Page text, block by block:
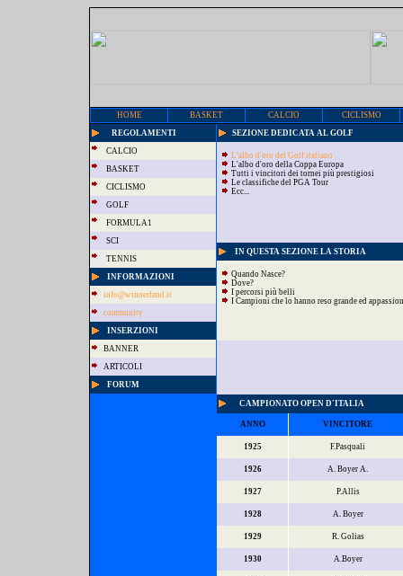
HOME BASKET CALCIO
CICLISMO
REGOLAMENTI
CALCIO
BASKET
CICLISMO
GOLF
FORMULA1
SCI
TENNIS
INFORMAZIONI
info@winnerland.it
community
INSERZIONI
BANNER
ARTICOLI
FORUM
SEZIONE DEDICATA AL GOLF
L'albo d'oro del Golf italiano
L'albo d'oro della Coppa Europa
Tutti i vincitori dei tornei più prestigiosi
Le classifiche del PGA Tour
Ecc...
IN QUESTA SEZIONE LA STORIA
Quando Nasce?
Dove?
I percorsi più belli
I Campioni che lo hanno reso grande ed
CAMPIONATO OPEN D'ITALIA
ANNO VINCITORE
1925 F.Pasquali
1926 A. Boyer A.
1927 P.Allis
1928 A. Boyer
1929 R. Golias
1930 A.Boyer